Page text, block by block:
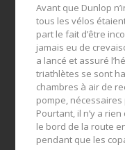
Avant que Dunlop
tous les vélos
part le fait d’être
jamais eu de
a lancé et assuré
triathlètes se sont
chambres à air de
pompe,
Pourtant, il n’y a
le bord de la route
pendant que les